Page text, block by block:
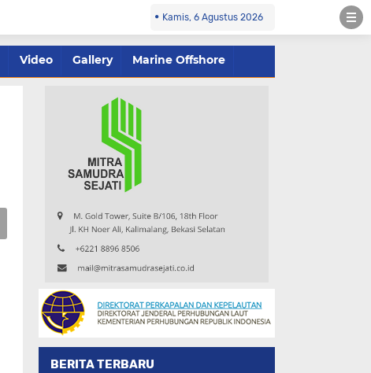
Kamis, 6 Agustus 2026
Video Gallery Marine Offshore
BERITA TERBARU